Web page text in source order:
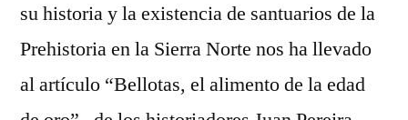
su historia y la existencia de santuarios de la
Prehistoria en la Sierra Norte nos ha llevado
al artículo “Bellotas, el alimento de la edad